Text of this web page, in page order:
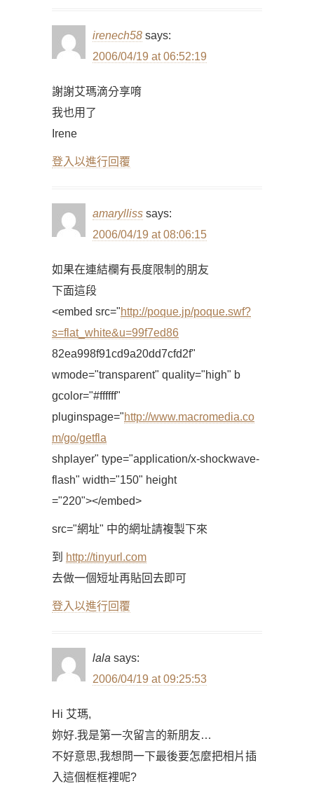
irenech58 says:
2006/04/19 at 06:52:19
謝謝艾瑪滴分享唷
我也用了
Irene
登入以進行回覆
amarylliss says:
2006/04/19 at 08:06:15
如果在連結欄有長度限制的朋友
下面這段
<embed src="http://poque.jp/poque.swf?
s=flat_white&u=99f7ed86
82ea998f91cd9a20dd7cfd2f"
wmode="transparent" quality="high" b
gcolor="#ffffff"
pluginspage="http://www.macromedia.co
m/go/getfla
shplayer" type="application/x-shockwave-
flash" width="150" height
="220"></embed>
src="網址" 中的網址請複製下來
到 http://tinyurl.com
去做一個短址再貼回去即可
登入以進行回覆
lala says:
2006/04/19 at 09:25:53
Hi 艾瑪,
妳好.我是第一次留言的新朋友…
不好意思,我想問一下最後要怎麼把相片插
入這個框框裡呢?